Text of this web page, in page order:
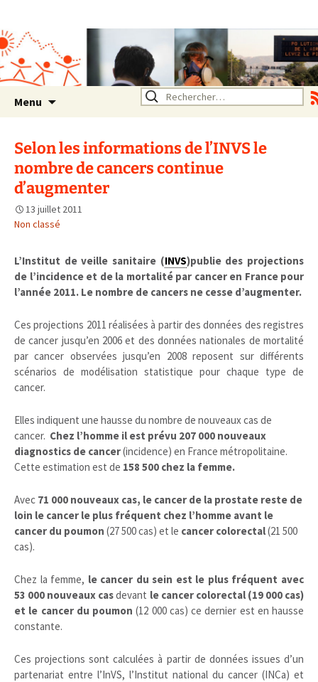
Rhône Alpes
Un environnement sain pour
la santé de tous
Menu Rechercher :
Selon les informations de l’INVS le
nombre de cancers continue
d’augmenter
13 juillet 2011
Non classé
L’Institut de veille sanitaire (INVS)publie des projections
de l’incidence et de la mortalité par cancer en France pour
l’année 2011. Le nombre de cancers ne cesse d’augmenter.
Ces projections 2011 réalisées à partir des données des registres
de cancer jusqu’en 2006 et des données nationales de mortalité
par cancer observées jusqu’en 2008 reposent sur différents
scénarios de modélisation statistique pour chaque type de
cancer.
Elles indiquent une hausse du nombre de nouveaux cas de
cancer. Chez l’homme il est prévu 207 000 nouveaux
diagnostics de cancer(incidence) en France métropolitaine.
Cette estimation est de 158 500 chez la femme.
Avec 71 000 nouveaux cas, le cancer de la prostate reste de
loin le cancer le plus fréquent chez l’homme avant le
cancer du poumon (27 500 cas) et le cancer colorectal(21 500
cas).
Chez la femme, le cancer du sein est le plus fréquent avec
53 000 nouveaux casdevant le cancer colorectal (19 000 cas)
et le cancer du poumon (12 000 cas) ce dernier est en hausse
constante.
Ces projections sont calculées à partir de données issues d’un
partenariat entre l’InVS, l’Institut national du cancer (INCa) et